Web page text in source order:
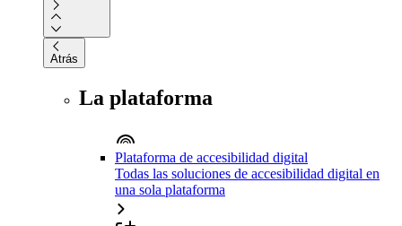
Atrás
La plataforma
Plataforma de accesibilidad digital
Todas las soluciones de accesibilidad digital en
una sola plataforma